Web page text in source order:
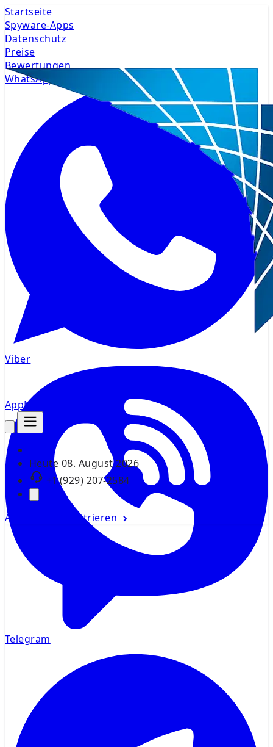
AppMsr
Heute 08. August 2026
+1 (929) 207-2584
Anmelden Registrieren
Startseite
Spyware-Apps
Datenschutz
Preise
Bewertungen
WhatsApp
Viber
Telegram